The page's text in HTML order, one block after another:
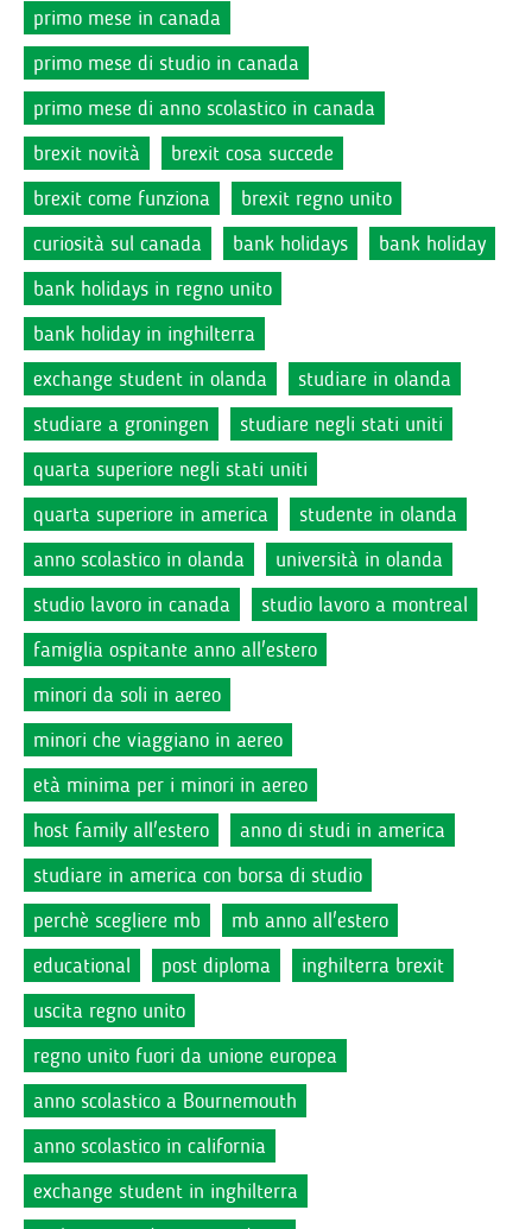
primo mese in canada
primo mese di studio in canada
primo mese di anno scolastico in canada
brexit novità
brexit cosa succede
brexit come funziona
brexit regno unito
curiosità sul canada
bank holidays
bank holiday
bank holidays in regno unito
bank holiday in inghilterra
exchange student in olanda
studiare in olanda
studiare a groningen
studiare negli stati uniti
quarta superiore negli stati uniti
quarta superiore in america
studente in olanda
anno scolastico in olanda
università in olanda
studio lavoro in canada
studio lavoro a montreal
famiglia ospitante anno all'estero
minori da soli in aereo
minori che viaggiano in aereo
età minima per i minori in aereo
host family all'estero
anno di studi in america
studiare in america con borsa di studio
perchè scegliere mb
mb anno all'estero
educational
post diploma
inghilterra brexit
uscita regno unito
regno unito fuori da unione europea
anno scolastico a Bournemouth
anno scolastico in california
exchange student in inghilterra